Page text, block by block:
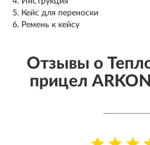
Кейс для переноски
Ремень к кейсу
Отзывы о
прицел